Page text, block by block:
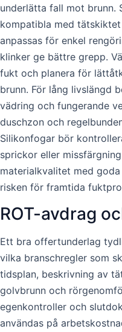
underlätta fall mot
kompatibla med
anpassas för enkel
klinker ge bättre grepp.
fukt och planera för
brunn. För lång livslängd
vädring och fungerande
duschzon och
Silikonfogar bör
sprickor eller
materialkvalitet med
risken för framtida
ROT-avdrag
Ett bra offertunderlag
vilka branschregler som
tidsplan, beskrivning av
golvbrunn och
egenkontroller och
användas på